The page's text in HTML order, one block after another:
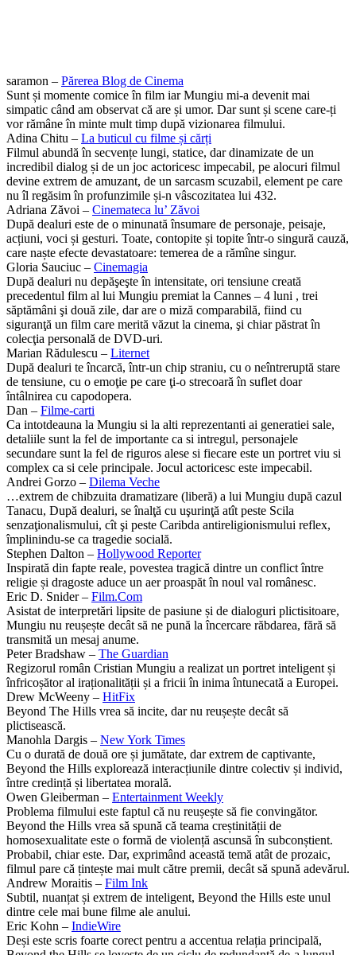
saramon – Părerea Blog de Cinema
Sunt și momente comice în film iar Mungiu mi-a devenit mai
simpatic când am observat că are și umor. Dar sunt și scene care-ți
vor rămâne în minte mult timp după vizionarea filmului.
Adina Chitu – La buticul cu filme și cărți
Filmul abundă în secvențe lungi, statice, dar dinamizate de un
incredibil dialog și de un joc actoricesc impecabil, pe alocuri filmul
devine extrem de amuzant, de un sarcasm scuzabil, element pe care
nu îl regăsim în profunzimile și-n vâscozitatea lui 432.
Adriana Zăvoi – Cinemateca lu’ Zăvoi
După dealuri este de o minunată însumare de personaje, peisaje,
acțiuni, voci și gesturi. Toate, contopite și topite într-o singură cauză,
care naște efecte devastatoare: temerea de a rămîne singur.
Gloria Sauciuc – Cinemagia
După dealuri nu depăşeşte în intensitate, ori tensiune creată
precedentul film al lui Mungiu premiat la Cannes – 4 luni , trei
săptămâni şi două zile, dar are o miză comparabilă, fiind cu
siguranţă un film care merită văzut la cinema, şi chiar păstrat în
colecţia personală de DVD-uri.
Marian Rădulescu – Liternet
După dealuri te încarcă, într-un chip straniu, cu o neîntreruptă stare
de tensiune, cu o emoţie pe care ţi-o strecoară în suflet doar
întâlnirea cu capodopera.
Dan – Filme-carti
Ca intotdeauna la Mungiu si la alti reprezentanti ai generatiei sale,
detaliile sunt la fel de importante ca si intregul, personajele
secundare sunt la fel de riguros alese si fiecare este un portret viu si
complex ca si cele principale. Jocul actoricesc este impecabil.
Andrei Gorzo – Dilema Veche
…extrem de chibzuita dramatizare (liberă) a lui Mungiu după cazul
Tanacu, După dealuri, se înalţă cu uşurinţă atît peste Scila
senzaţionalismului, cît şi peste Caribda antireligionismului reflex,
împlinindu-se ca tragedie socială.
Stephen Dalton – Hollywood Reporter
Inspirată din fapte reale, povestea tragică dintre un conflict între
religie și dragoste aduce un aer proaspăt în noul val românesc.
Eric D. Snider – Film.Com
Asistat de interpretări lipsite de pasiune și de dialoguri plictisitoare,
Mungiu nu reușește decât să ne pună la încercare răbdarea, fără să
transmită un mesaj anume.
Peter Bradshaw – The Guardian
Regizorul român Cristian Mungiu a realizat un portret inteligent și
înfricoșător al iraționalității și a fricii în inima întunecată a Europei.
Drew McWeeny – HitFix
Beyond The Hills vrea să incite, dar nu reușește decât să
plictisească.
Manohla Dargis – New York Times
Cu o durată de două ore și jumătate, dar extrem de captivante,
Beyond the Hills explorează interacțiunile dintre colectiv și individ,
între credință și libertatea morală.
Owen Gleiberman – Entertainment Weekly
Problema filmului este faptul că nu reușește să fie convingător.
Beyond the Hills vrea să spună că teama creștinității de
homosexualitate este o formă de violență ascunsă în subconștient.
Probabil, chiar este. Dar, exprimând această temă atât de prozaic,
filmul pare că țintește mai mult către premii, decât să spună adevărul.
Andrew Moraitis – Film Ink
Subtil, nuanțat și extrem de inteligent, Beyond the Hills este unul
dintre cele mai bune filme ale anului.
Eric Kohn – IndieWire
Deși este scris foarte corect pentru a accentua relația principală,